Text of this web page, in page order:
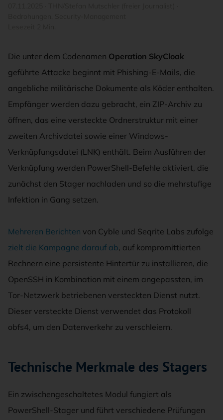
Die unter dem Codenamen Operation SkyCloak
geführte Attacke beginnt mit Phishing-E-Mails, die
angebliche militärische Dokumente als Köder enthalten.
Empfänger werden dazu gebracht, ein ZIP-Archiv zu
öffnen, das eine versteckte Ordnerstruktur mit einer
zweiten Archivdatei sowie einer Windows-
Verknüpfungsdatei (LNK) enthält. Beim Ausführen der
Verknüpfung werden PowerShell-Befehle aktiviert, die
zunächst den Stager nachladen und so die mehrstufige
Infektion in Gang setzen.
Mehreren Berichten von Cyble und Seqrite Labs zufolge
zielt die Kampagne darauf ab, auf kompromittierten
Rechnern eine persistente Hintertür zu installieren, die
OpenSSH in Kombination mit einem angepassten, im
Tor-Netzwerk betriebenen versteckten Dienst nutzt.
Dieser versteckte Dienst verwendet das Protokoll
obfs4, um den Datenverkehr zu verschleiern.
Technische Merkmale des Stagers
Ein zwischengeschaltetes Modul fungiert als
PowerShell-Stager und führt verschiedene Prüfungen